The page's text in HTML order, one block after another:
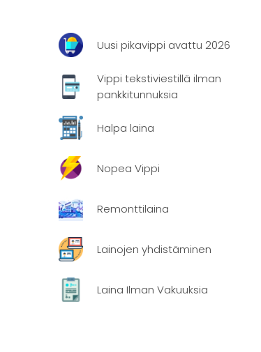
Uusi pikavippi avattu 2026
Vippi tekstiviestillä ilman
pankkitunnuksia
Halpa laina
Nopea Vippi
Remonttilaina
Lainojen yhdistäminen
Laina Ilman Vakuuksia